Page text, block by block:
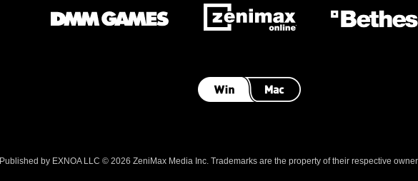
Published by EXNOA LLC © 2026 ZeniMax Media Inc. Trademarks are the property of their respective